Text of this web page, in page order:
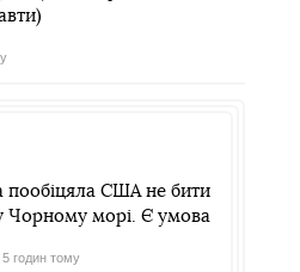
пообіцяла США не бити
Чорному морі. Є умова
5 годин тому